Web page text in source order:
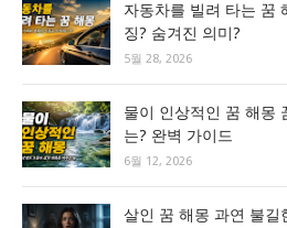
자동차를 빌려 타는 꿈
징? 숨겨진 의미?
5월 28, 2026
물이 인상적인 꿈 해몽
는? 완벽 가이드
6월 12, 2026
살인 꿈 해몽 과연 불길